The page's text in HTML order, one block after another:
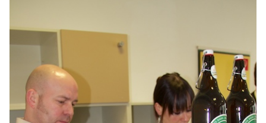
SPENDEN
Mitglied werden